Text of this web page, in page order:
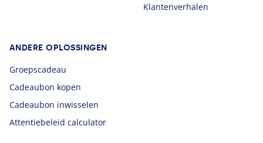
Klantenverhalen
ANDERE OPLOSSINGEN
Groepscadeau
Cadeaubon kopen
Cadeaubon inwisselen
Attentiebeleid calculator